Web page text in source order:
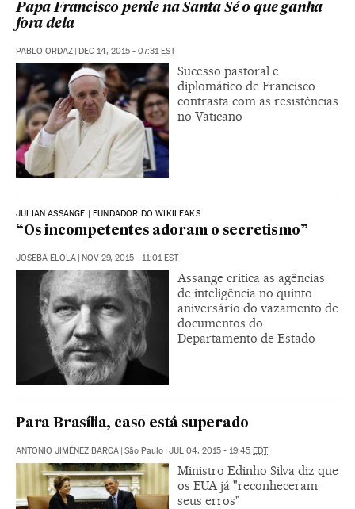
Papa Francisco perde na Santa Sé o que ganha
fora dela
PABLO ORDAZ | DEC 14, 2015 - 07:31 EST
Sucesso pastoral e
diplomático de Francisco
contrasta com as resistências
no Vaticano
JULIAN ASSANGE | FUNDADOR DO WIKILEAKS
“Os incompetentes adoram o secretismo”
JOSEBA ELOLA | NOV 29, 2015 - 11:01 EST
Assange critica as agências
de inteligência no quinto
aniversário do vazamento de
documentos do
Departamento de Estado
Para Brasília, caso está superado
ANTONIO JIMÉNEZ BARCA | São Paulo | JUL 04, 2015 - 19:45 EDT
Ministro Edinho Silva diz que
os EUA já "reconheceram
seus erros"